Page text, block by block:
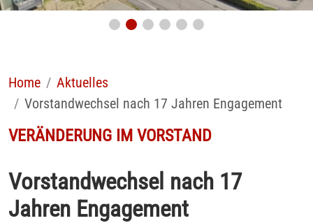
Home
Aktuelles
Vorstandwechsel nach 17 Jahren Engagement
VERÄNDERUNG IM VORSTAND
Vorstandwechsel nach 17
Jahren Engagement